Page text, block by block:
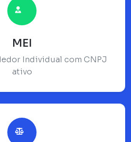
MEI
Individual com CNPJ
ativo